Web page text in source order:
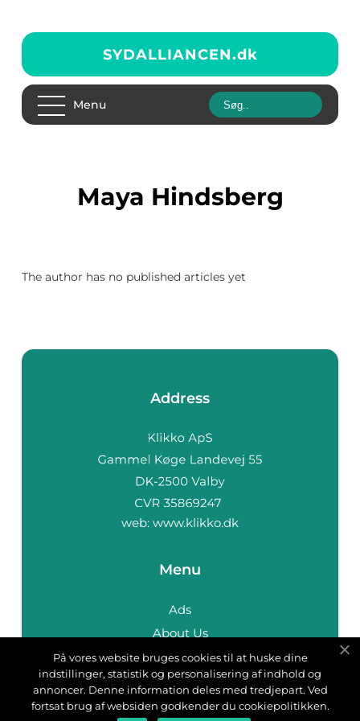
SYDALLIANCEN.dk
Menu
Maya Hindsberg
The author has no published articles yet
Address
web: www.klikko.dk
Menu
Ads
About Us
Cookies
Contact
Sitemap
På vores website bruges cookies til at huske dine
indstillinger, statistik og personalisering af indhold og
annoncer. Denne information deles med tredjepart. Ved
fortsat brug af websiden godkender du cookiepolitikken.